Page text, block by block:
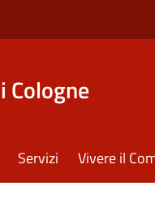
Cologne
Servizi Vivere il